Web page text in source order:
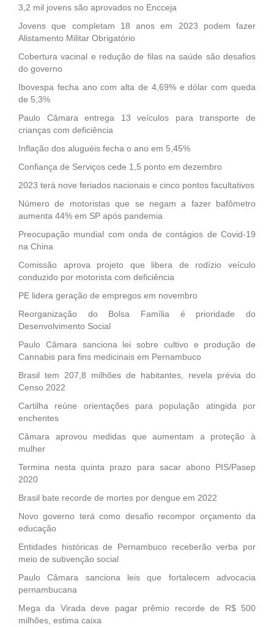
3,2 mil jovens são aprovados no Encceja
Jovens que completam 18 anos em 2023 podem fazer
Alistamento Militar Obrigatório
Cobertura vacinal e redução de filas na saúde são desafios
do governo
Ibovespa fecha ano com alta de 4,69% e dólar com queda
de 5,3%
Paulo Câmara entrega 13 veículos para transporte de
crianças com deficiência
Inflação dos aluguéis fecha o ano em 5,45%
Confiança de Serviços cede 1,5 ponto em dezembro
2023 terá nove feriados nacionais e cinco pontos facultativos
Número de motoristas que se negam a fazer bafômetro
aumenta 44% em SP após pandemia
Preocupação mundial com onda de contágios de Covid-19
na China
Comissão aprova projeto que libera de rodízio veículo
conduzido por motorista com deficiência
PE lidera geração de empregos em novembro
Reorganização do Bolsa Família é prioridade do
Desenvolvimento Social
Paulo Câmara sanciona lei sobre cultivo e produção de
Cannabis para fins medicinais em Pernambuco
Brasil tem 207,8 milhões de habitantes, revela prévia do
Censo 2022
Cartilha reúne orientações para população atingida por
enchentes
Câmara aprovou medidas que aumentam a proteção à
mulher
Termina nesta quinta prazo para sacar abono PIS/Pasep
2020
Brasil bate recorde de mortes por dengue em 2022
Novo governo terá como desafio recompor orçamento da
educação
Entidades históricas de Pernambuco receberão verba por
meio de subvenção social
Paulo Câmara sanciona leis que fortalecem advocacia
pernambucana
Mega da Virada deve pagar prêmio recorde de R$ 500
milhões, estima caixa